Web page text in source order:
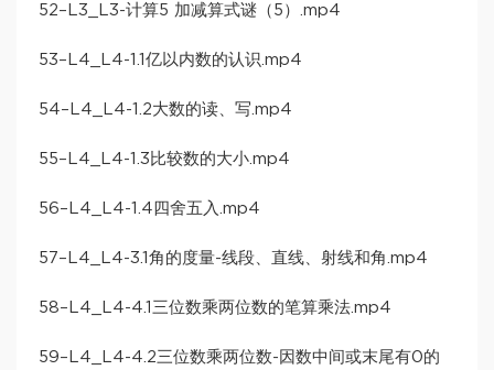
52–L3_L3-计算5 加减算式谜（5）.mp4
53–L4_L4-1.1亿以内数的认识.mp4
54–L4_L4-1.2大数的读、写.mp4
55–L4_L4-1.3比较数的大小.mp4
56–L4_L4-1.4四舍五入.mp4
57–L4_L4-3.1角的度量-线段、直线、射线和角.mp4
58–L4_L4-4.1三位数乘两位数的笔算乘法.mp4
59–L4_L4-4.2三位数乘两位数-因数中间或末尾有0的